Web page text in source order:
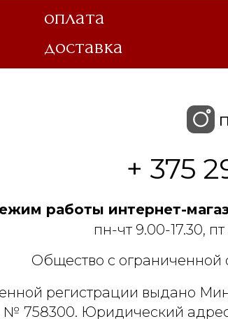
оплата
доставка
+ 375
работы интернет-
пн-чт 9.00-17.30,
Общество с ограниченной
регистрации выдано
№ 758300. Юридический